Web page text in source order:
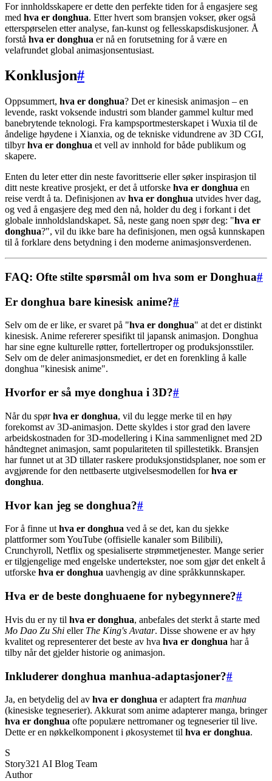
For innholdsskapere er dette den perfekte tiden for å engasjere seg
med hva er donghua. Etter hvert som bransjen vokser, øker også
etterspørselen etter analyse, fan-kunst og fellesskapsdiskusjoner. Å
forstå hva er donghua er nå en forutsetning for å være en
velafrundet global animasjonsentusiast.
Konklusjon#
Oppsummert, hva er donghua? Det er kinesisk animasjon – en
levende, raskt voksende industri som blander gammel kultur med
banebrytende teknologi. Fra kampsportmesterskapet i Wuxia til de
åndelige høydene i Xianxia, og de tekniske vidundrene av 3D CGI,
tilbyrhva er donghua et vell av innhold for både publikum og
skapere.
Enten du leter etter din neste favorittserie eller søker inspirasjon til
ditt neste kreative prosjekt, er det å utforske hva er donghua en
reise verdt å ta. Definisjonen av hva er donghua utvides hver dag,
og ved å engasjere deg med den nå, holder du deg i forkant i det
globale innholdslandskapet. Så, neste gang noen spør deg: "hva er
donghua?", vil du ikke bare ha definisjonen, men også kunnskapen
til å forklare dens betydning i den moderne animasjonsverdenen.
FAQ: Ofte stilte spørsmål om hva som er Donghua#
Er donghua bare kinesisk anime?#
Selv om de er like, er svaret på "hva er donghua" at det er distinkt
kinesisk. Anime refererer spesifikt til japansk animasjon. Donghua
har sine egne kulturelle røtter, fortellertroper og produksjonsstiler.
Selv om de deler animasjonsmediet, er det en forenkling å kalle
donghua "kinesisk anime".
Hvorfor er så mye donghua i 3D?#
Når du spørhva er donghua, vil du legge merke til en høy
forekomst av 3D-animasjon. Dette skyldes i stor grad den lavere
arbeidskostnaden for 3D-modellering i Kina sammenlignet med 2D
håndtegnet animasjon, samt populariteten til spillestetikk. Bransjen
har funnet ut at 3D tillater raskere produksjonstidsplaner, noe som er
avgjørende for den nettbaserte utgivelsesmodellen forhva er
donghua.
Hvor kan jeg se donghua?#
For å finne ut hva er donghua ved å se det, kan du sjekke
plattformer som YouTube (offisielle kanaler som Bilibili),
Crunchyroll, Netflix og spesialiserte strømmetjenester. Mange serier
er tilgjengelige med engelske undertekster, noe som gjør det enkelt å
utforske hva er donghua uavhengig av dine språkkunnskaper.
Hva er de beste donghuaene for nybegynnere?#
Hvis du er ny til hva er donghua, anbefales det sterkt å starte med
Mo Dao Zu Shi eller The King's Avatar. Disse showene er av høy
kvalitet og representerer det beste av hva hva er donghua har å
tilby når det gjelder historie og animasjon.
Inkluderer donghua manhua-adaptasjoner?#
Ja, en betydelig del av hva er donghua er adaptert fra manhua
(kinesiske tegneserier). Akkurat som anime adapterer manga, bringer
hva er donghua ofte populære nettromaner og tegneserier til live.
Dette er en nøkkelkomponent i økosystemet til hva er donghua.
S
Story321 AI Blog Team
Author